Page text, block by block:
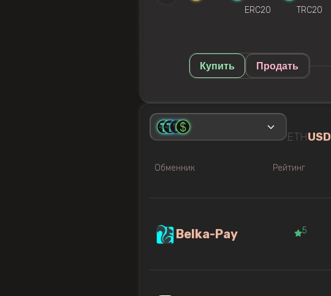
ERC20 TRC20
Купить Продать
ETHUSD
Обменник Рейтинг
Belka-Pay 5